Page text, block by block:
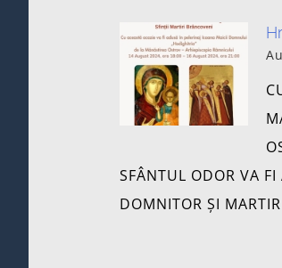
SFÂNTUL ODOR VA
DOMNITOR ȘI